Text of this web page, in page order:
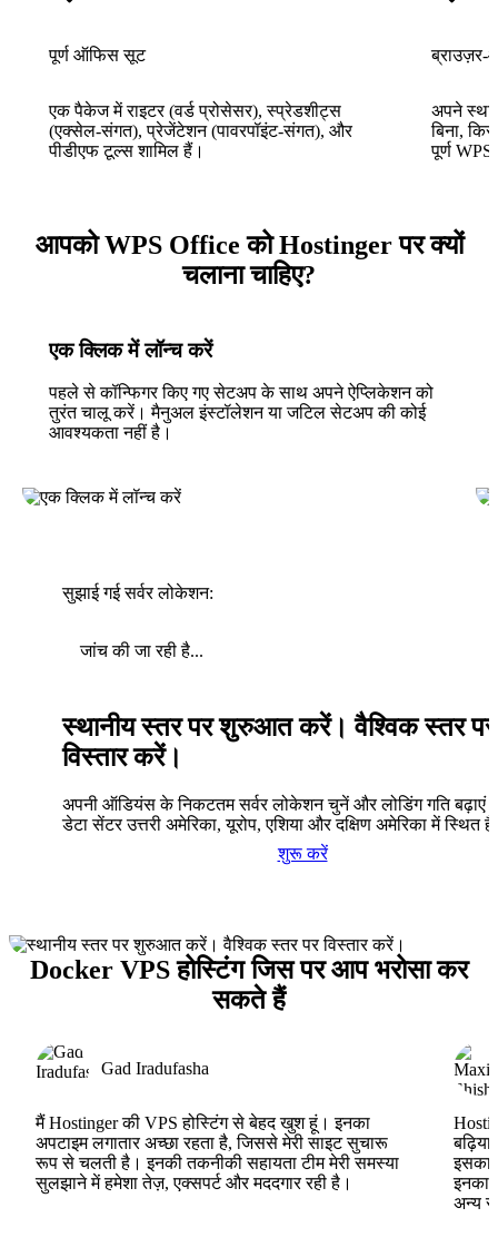
पूर्ण ऑफिस सूट
एक पैकेज में राइटर (वर्ड प्रोसेसर), स्प्रेडशीट्स
(एक्सेल-संगत), प्रेजेंटेशन (पावरपॉइंट-संगत), और
पीडीएफ टूल्स शामिल हैं।
ब्राउज़र-
अपने
बिना,
पूर्ण
आपको WPS Office को Hostinger पर क्यों
चलाना चाहिए?
एक क्लिक में लॉन्च करें
पहले से कॉन्फिगर किए गए सेटअप के साथ अपने ऐप्लिकेशन को
तुरंत चालू करें। मैनुअल इंस्टॉलेशन या जटिल सेटअप की कोई
आवश्यकता नहीं है।
सुझाई गई सर्वर लोकेशन:
जांच की जा रही है...
स्थानीय स्तर पर शुरुआत करें। वैश्विक स्तर पर
विस्तार करें।
अपनी ऑडियंस के निकटतम सर्वर लोकेशन चुनें और लोडिंग गति बढ़ाएं।
डेटा सेंटर उत्तरी अमेरिका, यूरोप, एशिया और दक्षिण अमेरिका में स्थित
शुरू करें
Docker VPS होस्टिंग जिस पर आप भरोसा कर
सकते हैं
Gad Iradufasha
मैं Hostinger की VPS होस्टिंग से बेहद खुश हूं। इनका
अपटाइम लगातार अच्छा रहता है, जिससे मेरी साइट सुचारू
रूप से चलती है। इनकी तकनीकी सहायता टीम मेरी समस्या
सुलझाने में हमेशा तेज़, एक्सपर्ट और मददगार रही है।
इसका
इनका
अन्य